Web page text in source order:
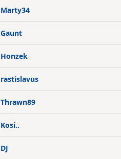
Marty34
Gaunt
Honzek
rastislavus
Thrawn89
Kosi..
DJ